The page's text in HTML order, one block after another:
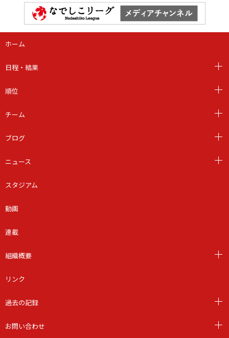
ホーム
日程・結果
順位
チーム
ブログ
ニュース
スタジアム
動画
連載
組織概要
リンク
過去の記録
お問い合わせ